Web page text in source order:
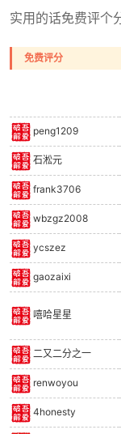
jie.
cn
实用的话免费评个
免费评分
peng1209
石淞元
frank3706
wbzgz2008
ycszez
gaozaixi
嘻哈星星
二又二分之一
renwoyou
4honesty